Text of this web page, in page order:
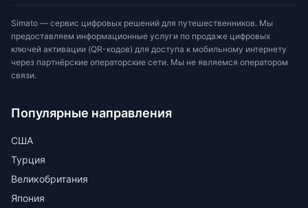
Simato — сервис цифровых решений для путешественников. Мы
предоставляем информационные услуги по продаже цифровых
ключей активации (QR-кодов) для доступа к мобильному интернету
через партнёрские операторские сети. Мы не являемся оператором
связи.
Популярные направления
США
Турция
Великобритания
Япония